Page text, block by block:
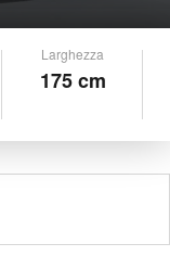
Larghezza
175 cm